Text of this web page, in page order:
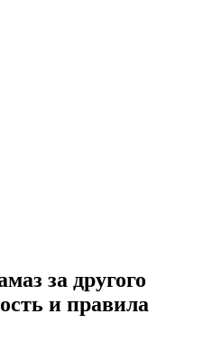
за другого
и правила